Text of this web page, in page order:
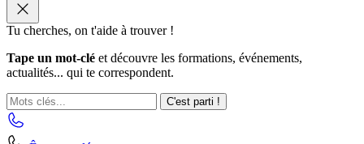
Tu cherches, on t'aide à trouver !
Tape un mot-clé et découvre les formations, événements,
actualités... qui te correspondent.
C'est parti !